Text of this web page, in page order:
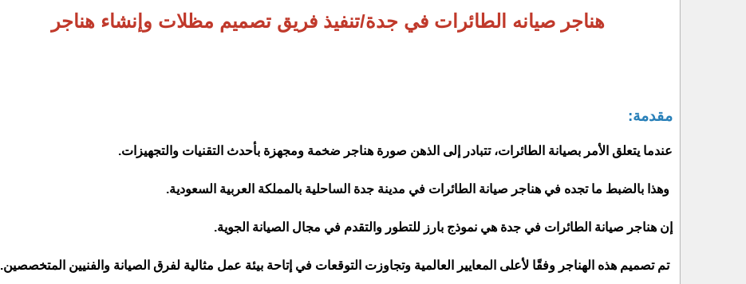
هناجر صيانه الطائرات في جدة/تنفيذ فريق تصميم مظلات وإنشاء هناجر
مقدمة:
عندما يتعلق الأمر بصيانة الطائرات، تتبادر إلى الذهن صورة هناجر ضخمة ومجهزة بأحدث التقنيات والتجهيزات.
وهذا بالضبط ما تجده في هناجر صيانة الطائرات في مدينة جدة الساحلية بالمملكة العربية السعودية.
إن هناجر صيانة الطائرات في جدة هي نموذج بارز للتطور والتقدم في مجال الصيانة الجوية.
تم تصميم هذه الهناجر وفقًا لأعلى المعايير العالمية وتجاوزت التوقعات في إتاحة بيئة عمل مثالية لفرق الصيانة والفنيين المتخصصين.